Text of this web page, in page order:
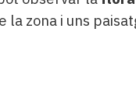
la zona i uns